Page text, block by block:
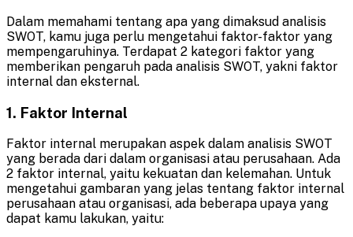
Dalam memahami tentang apa yang dimaksud analisis
SWOT, kamu juga perlu mengetahui faktor-faktor yang
mempengaruhinya. Terdapat 2 kategori faktor yang
memberikan pengaruh pada analisis SWOT, yakni faktor
internal dan eksternal.
1. Faktor Internal
Faktor internal merupakan aspek dalam analisis SWOT
yang berada dari dalam organisasi atau perusahaan. Ada
2 faktor internal, yaitu kekuatan dan kelemahan. Untuk
mengetahui gambaran yang jelas tentang faktor internal
perusahaan atau organisasi, ada beberapa upaya yang
dapat kamu lakukan, yaitu: